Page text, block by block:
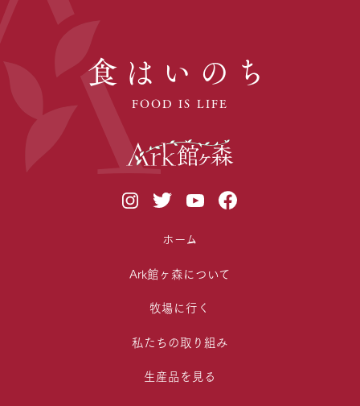
食はいのち
FOOD IS LIFE
ホーム
Ark館ヶ森について
牧場に行く
私たちの取り組み
生産品を見る